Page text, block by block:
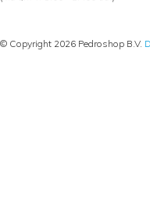
© Copyright 2026 Pedroshop B.V.